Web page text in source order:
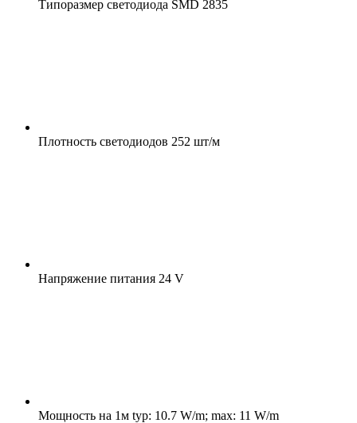
Типоразмер светодиода SMD 2835
Плотность светодиодов 252 шт/м
Напряжение питания 24 V
Мощность на 1м typ: 10.7 W/m; max: 11 W/m